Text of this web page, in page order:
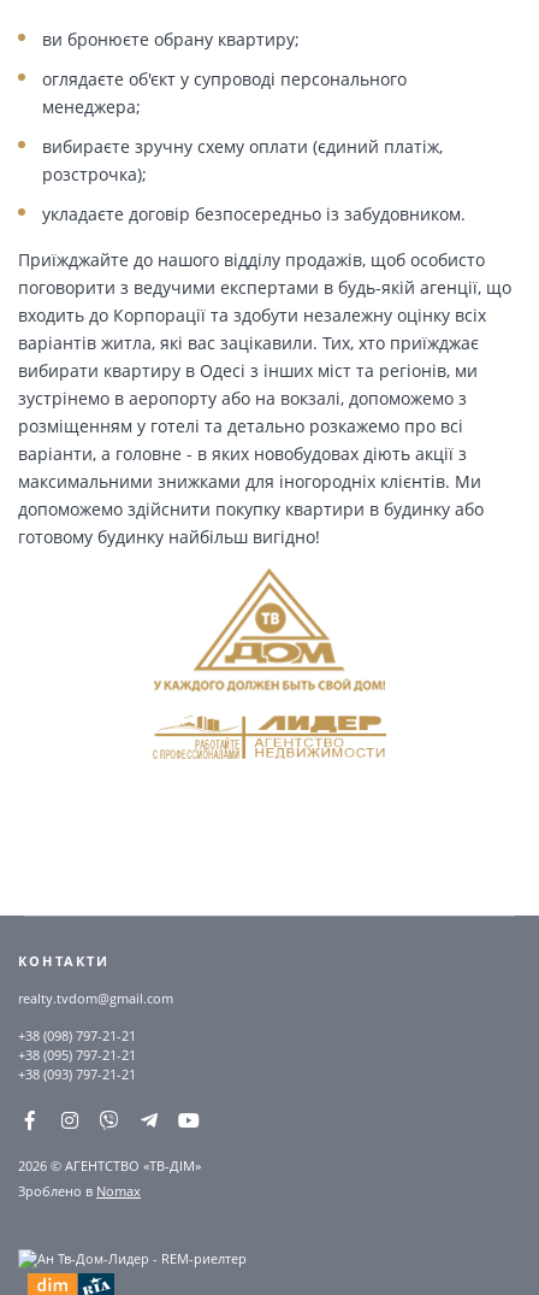
ви бронюєте обрану квартиру;
оглядаєте об'єкт у супроводі персонального
менеджера;
вибираєте зручну схему оплати (єдиний платіж,
розстрочка);
укладаєте договір безпосередньо із забудовником.
Приїжджайте до нашого відділу продажів, щоб особисто
поговорити з ведучими експертами в будь-якій агенції, що
входить до Корпорації та здобути незалежну оцінку всіх
варіантів житла, які вас зацікавили. Тих, хто приїжджає
вибирати квартиру в Одесі з інших міст та регіонів, ми
зустрінемо в аеропорту або на вокзалі, допоможемо з
розміщенням у готелі та детально розкажемо про всі
варіанти, а головне - в яких новобудовах діють акції з
максимальними знижками для іногородніх клієнтів. Ми
допоможемо здійснити покупку квартири в будинку або
готовому будинку найбільш вигідно!
КОНТАКТИ
realty.tvdom@gmail.com
+38 (098) 797-21-21
+38 (095) 797-21-21
+38 (093) 797-21-21
2026 © АГЕНТСТВО «ТВ-ДІМ»
Зроблено в Nomax